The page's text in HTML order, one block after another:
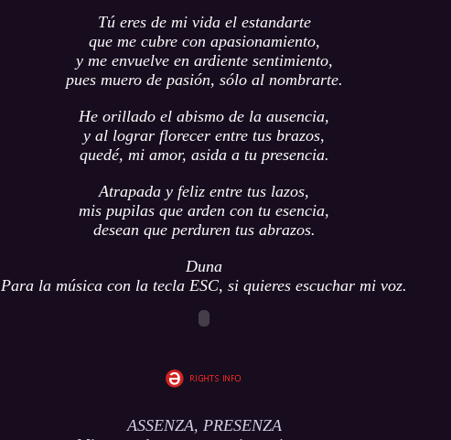
Tú eres de mi vida el estandarte
que me cubre con apasionamiento,
y me envuelve en ardiente sentimiento,
pues muero de pasión, sólo al nombrarte.
He orillado el abismo de la ausencia,
y al lograr florecer entre tus brazos,
quedé, mi amor, asida a tu presencia.
Atrapada y feliz entre tus lazos,
mis pupilas que arden con tu esencia,
desean que perduren tus abrazos.
Duna
Para la música con la tecla ESC, si quieres escuchar mi voz.
ASSENZA, PRESENZA